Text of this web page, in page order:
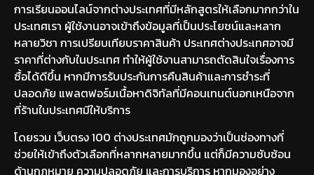
การเรียนออนไลน์จากต่างประเทศที่มีหลักสูตรให้เลือกมากกว่าใน
ประเทศเรา ผู้ใช้งานอาจเข้าถึงข้อมูลที่เป็นประโยชน์และหลาก
หลายวิชา การเปรียบเทียบราคาสินค้า ประเทศต่างประเทศอาจมี
ราคาที่ต่างกับในประเทศ ทำให้ผู้ใช้งานสามารถตัดสินใจเรื่องการ
ซื้อได้ดีขึ้น หากมีการรับประกันการคืนสินค้าและการชำระที่
ปลอดภัย แพลตฟอร์มเนื้อหาดิจิทัลที่มีคอนเทนต์นอกเหนือจาก
ที่ร้านในประเทศมีให้บริการ
โดยรวม เว็บตรง 100 ต่างประเทศมักถูกมองว่าเป็นช่องทางที่
ช่วยให้เข้าถึงตัวเลือกที่หลากหลายมากขึ้น แต่ก็มีความซับซ้อน
ด้านกฎหมาย ความปลอดภัย และการบริการ หากมองอย่าง